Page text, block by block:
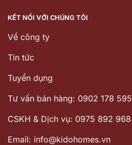
KẾT NỐI VỚI CHÚNG TÔI
Về công ty
Tin tức
Tuyển dụng
Tư vấn bán hàng: 0902 178 595
CSKH & Dịch vụ: 0975 892 968
Email: info@kidohomes.vn